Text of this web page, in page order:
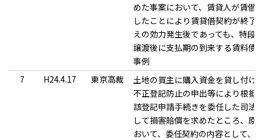
めた事案において、賃貸人が賃借
したことにより賃貸借契約が終了
えの効力発生後であっても、特段
譲渡後に支払期の到来する賃料債
事例
7
H24.4.17 東京高裁
土地の買主に購入資金を貸し付け
不正登記防止の申出等により根抵
該登記申請手続きを委任した司法
して損害賠償を求めたところ、原
おいて、委任契約の内容として、